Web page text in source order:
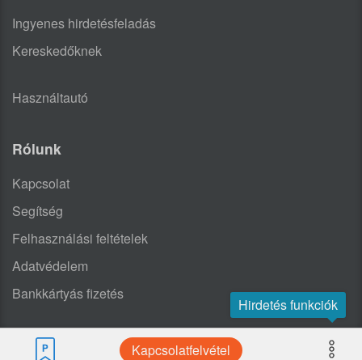
Kapcsolatfelvétel
Hirdetés funkciók
Ingyenes hirdetésfeladás
Kereskedőknek
Használtautó
Rólunk
Kapcsolat
Segítség
Felhasználási feltételek
Adatvédelem
Bankkártyás fizetés